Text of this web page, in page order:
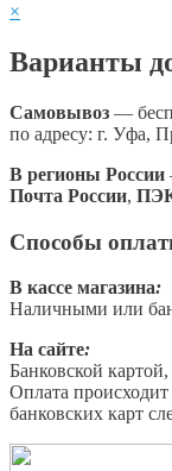
×
Варианты
Самовывоз —
по адресу: г. Уфа,
В регионы России
Почта России,
Способы
В кассе магазина:
Наличными или
На сайте:
Банковской
Оплата
банковских карт